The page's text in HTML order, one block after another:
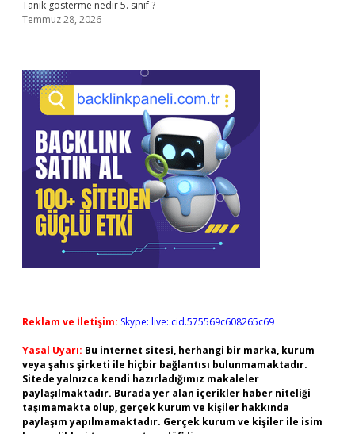
Tanık gösterme nedir 5. sınıf ?
Temmuz 28, 2026
Reklam ve İletişim: Skype: live:.cid.575569c608265c69
Yasal Uyarı: Bu internet sitesi, herhangi bir marka, kurum
veya şahıs şirketi ile hiçbir bağlantısı bulunmamaktadır.
Sitede yalnızca kendi hazırladığımız makaleler
paylaşılmaktadır. Burada yer alan içerikler haber niteliği
taşımamakta olup, gerçek kurum ve kişiler hakkında
paylaşım yapılmamaktadır. Gerçek kurum ve kişiler ile isim